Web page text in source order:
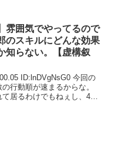
雰囲気でやってるので
のスキルにどんな効果
知らない。【虚構叙
ID:lnDVgNsG0 今回の
行動順が速まるからな。
居るわけでもねぇし、4の